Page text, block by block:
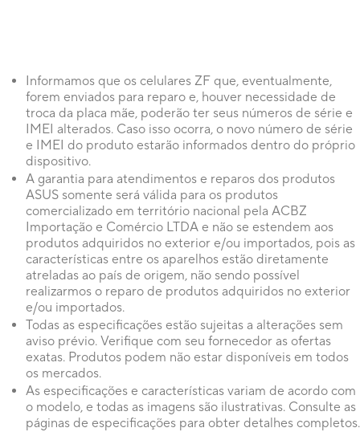
Informamos que os celulares ZF que, eventualmente,
forem enviados para reparo e, houver necessidade de
troca da placa mãe, poderão ter seus números de série e
IMEI alterados. Caso isso ocorra, o novo número de série
e IMEI do produto estarão informados dentro do próprio
dispositivo.
A garantia para atendimentos e reparos dos produtos
ASUS somente será válida para os produtos
comercializado em território nacional pela ACBZ
Importação e Comércio LTDA e não se estendem aos
produtos adquiridos no exterior e/ou importados, pois as
características entre os aparelhos estão diretamente
atreladas ao país de origem, não sendo possível
realizarmos o reparo de produtos adquiridos no exterior
e/ou importados.
Todas as especificações estão sujeitas a alterações sem
aviso prévio. Verifique com seu fornecedor as ofertas
exatas. Produtos podem não estar disponíveis em todos
os mercados.
As especificações e características variam de acordo com
o modelo, e todas as imagens são ilustrativas. Consulte as
páginas de especificações para obter detalhes completos.